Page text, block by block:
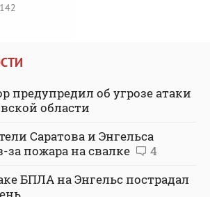
предупредил об угрозе атаки
области
Саратова и Энгельса
за пожара на свалке
4
БПЛА на Энгельс пострадал